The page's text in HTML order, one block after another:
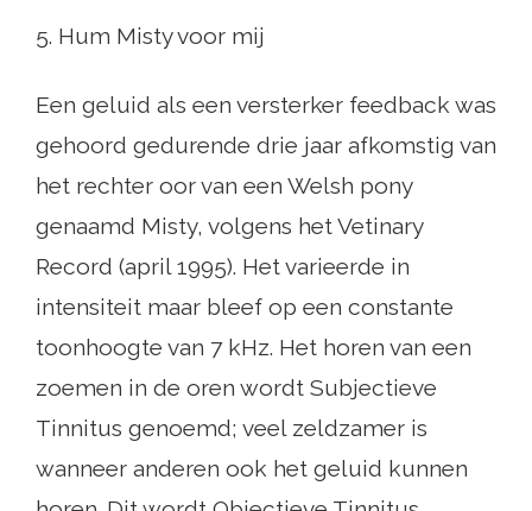
5. Hum Misty voor mij
Een geluid als een versterker feedback was
gehoord gedurende drie jaar afkomstig van
het rechter oor van een Welsh pony
genaamd Misty, volgens het Vetinary
Record (april 1995). Het varieerde in
intensiteit maar bleef op een constante
toonhoogte van 7 kHz. Het horen van een
zoemen in de oren wordt Subjectieve
Tinnitus genoemd; veel zeldzamer is
wanneer anderen ook het geluid kunnen